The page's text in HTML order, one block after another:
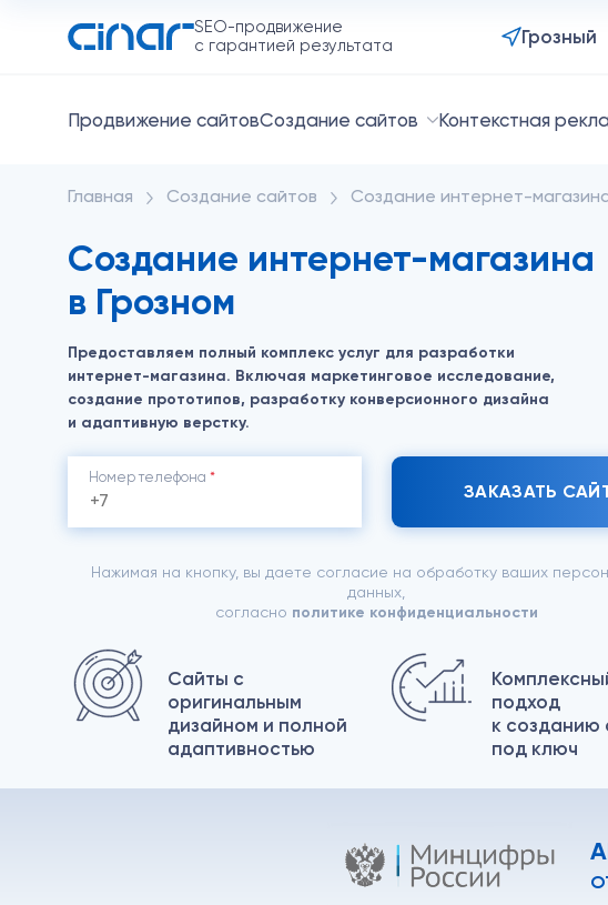
SEO-продвижение
с гарантией результата
Грозный
Продвижение сайтовСоздание сайтов Контекстная
Главная Создание сайтов Создание интернет-
Создание интернет-магазина
в Грозном
Предоставляем полный комплекс услуг для разработки
интернет-магазина. Включая маркетинговое исследование,
создание прототипов, разработку конверсионного дизайна
и адаптивную верстку.
Номер телефона *
ЗАКАЗАТЬ
Нажимая на кнопку, вы даете согласие на обработку ваших
данных,
согласно политике конфиденциальности
Сайты с
оригинальным
дизайном и полной
адаптивностью
подход
к созданию
под ключ